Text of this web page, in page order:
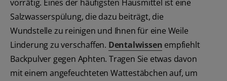
vorrätig. Eines der häufigsten Hausmittel ist eine
Salzwasserspülung, die dazu beiträgt, die
Wundstelle zu reinigen und Ihnen für eine Weile
Linderung zu verschaffen. Dentalwissen empfiehlt
Backpulver gegen Aphten. Tragen Sie etwas davon
mit einem angefeuchteten Wattestäbchen auf, um